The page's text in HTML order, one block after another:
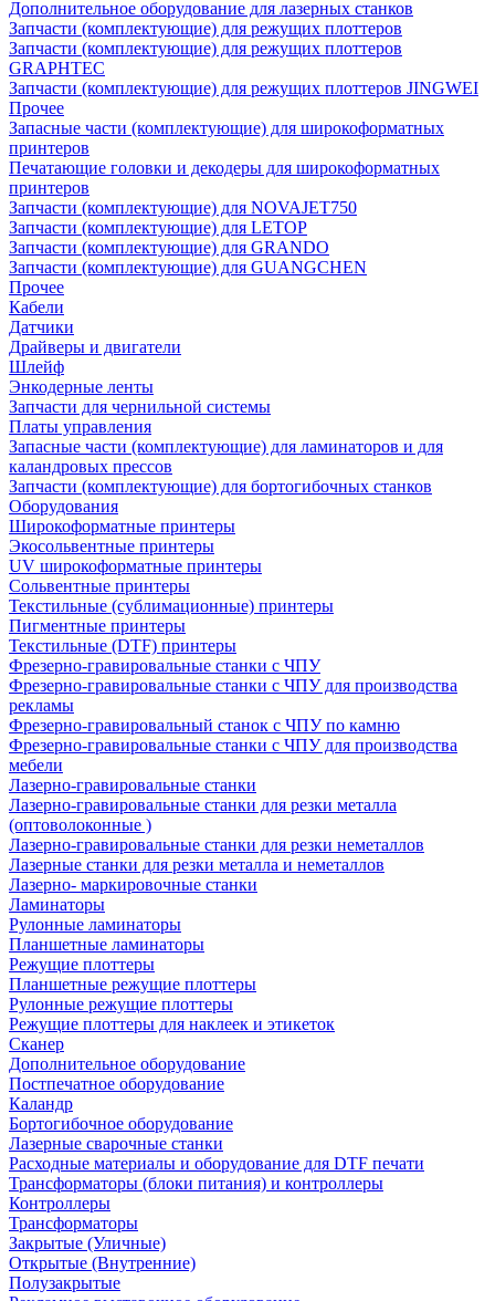
Дополнительное оборудование для лазерных станков
Запчасти (комплектующие) для режущих плоттеров
Запчасти (комплектующие) для режущих плоттеров
GRAPHTEC
Запчасти (комплектующие) для режущих плоттеров JINGWEI
Прочее
Запасные части (комплектующие) для широкоформатных
принтеров
Печатающие головки и декодеры для широкоформатных
принтеров
Запчасти (комплектующие) для NOVAJET750
Запчасти (комплектующие) для LETOP
Запчасти (комплектующие) для GRANDO
Запчасти (комплектующие) для GUANGCHEN
Прочее
Кабели
Датчики
Драйверы и двигатели
Шлейф
Энкодерные ленты
Запчасти для чернильной системы
Платы управления
Запасные части (комплектующие) для ламинаторов и для
каландровых прессов
Запчасти (комплектующие) для бортогибочных станков
Оборудования
Широкоформатные принтеры
Экосольвентные принтеры
UV широкоформатные принтеры
Сольвентные принтеры
Текстильные (сублимационные) принтеры
Пигментные принтеры
Текстильные (DTF) принтеры
Фрезерно-гравировальные станки с ЧПУ
Фрезерно-гравировальные станки с ЧПУ для производства
рекламы
Фрезерно-гравировальный станок с ЧПУ по камню
Фрезерно-гравировальные станки с ЧПУ для производства
мебели
Лазерно-гравировальные станки
Лазерно-гравировальные станки для резки металла
(оптоволоконные )
Лазерно-гравировальные станки для резки неметаллов
Лазерные станки для резки металла и неметаллов
Лазерно- маркировочные станки
Ламинаторы
Рулонные ламинаторы
Планшетные ламинаторы
Режущие плоттеры
Планшетные режущие плоттеры
Рулонные режущие плоттеры
Режущие плоттеры для наклеек и этикеток
Сканер
Дополнительное оборудование
Постпечатное оборудование
Каландр
Бортогибочное оборудование
Лазерные сварочные станки
Расходные материалы и оборудование для DTF печати
Трансформаторы (блоки питания) и контроллеры
Контроллеры
Трансформаторы
Закрытые (Уличные)
Открытые (Внутренние)
Полузакрытые